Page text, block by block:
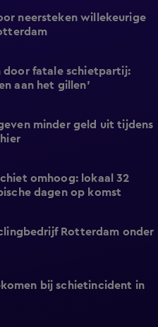
neersteken willekeurige
door fatale schietpartij:
aan het gillen'
minder geld uit tijdens
omhoog: lokaal 32
dagen op komst
Rotterdam onder
bij schietincident in